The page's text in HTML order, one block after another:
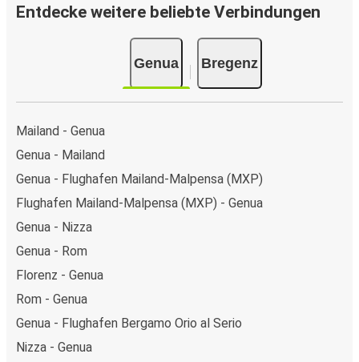
Entdecke weitere beliebte Verbindungen
Genua Bregenz
Mailand - Genua
Genua - Mailand
Genua - Flughafen Mailand-Malpensa (MXP)
Flughafen Mailand-Malpensa (MXP) - Genua
Genua - Nizza
Genua - Rom
Florenz - Genua
Rom - Genua
Genua - Flughafen Bergamo Orio al Serio
Nizza - Genua